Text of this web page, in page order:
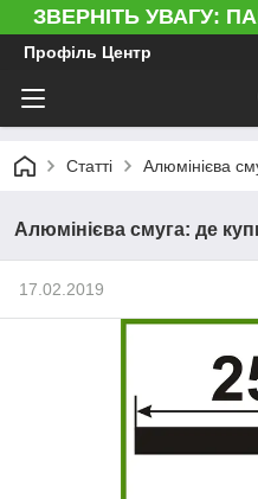
ЗВЕРНІТЬ УВАГУ:
Профіль Центр
Статті Алюмінієва
Алюмінієва смуга: де
17.02.2019